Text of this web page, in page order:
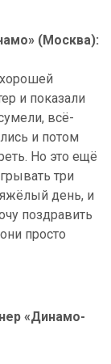
(Москва):
и показали
всё-
и потом
Но это ещё
три
день, и
поздравить
просто
«Динамо-